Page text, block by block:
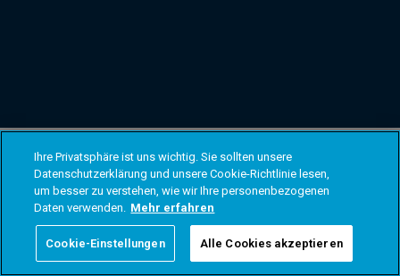
Ihre Privatsphäre ist uns wichtig. Sie sollten unsere
Datenschutzerklärung und unsere Cookie-Richtlinie lesen,
um besser zu verstehen, wie wir Ihre personenbezogenen
Daten verwenden. Mehr erfahren
Cookie-Einstellungen Alle Cookies akzeptieren